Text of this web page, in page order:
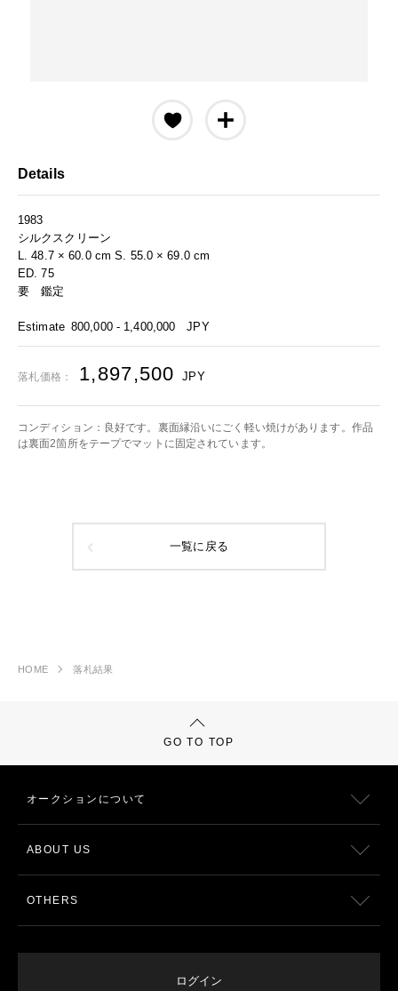
Details
1983
シルクスクリーン
L. 48.7 × 60.0 cm S. 55.0 × 69.0 cm
ED. 75
要 鑑定
Estimate 800,000 - 1,400,000 JPY
落札価格： 1,897,500 JPY
コンディション：良好です。裏面縁沿いにごく軽い焼けがあります。作品
は裏面2箇所をテープでマットに固定されています。
一覧に戻る
HOME 落札結果
GO TO TOP
オークションについて
ABOUT US
OTHERS
ログイン